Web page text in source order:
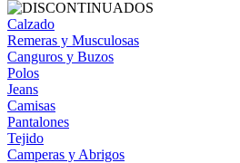
Calzado
Remeras y Musculosas
Canguros y Buzos
Polos
Jeans
Camisas
Pantalones
Tejido
Camperas y Abrigos